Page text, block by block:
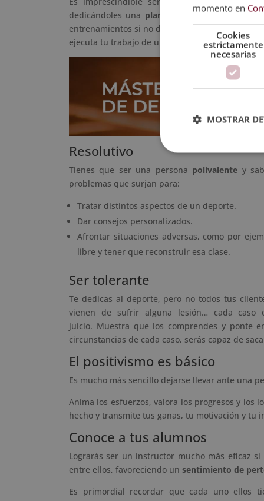
dedicándoles una planificación personalizada
entrenamientos si no dan resultados, prestar
ejecuta tu trabajo de una manera eficaz.
Resolutivo
Tienes que ser una persona polivalente y
problemas que surjan para:
Tratar distintos aspectos de un deporte.
Dar consejos personalizados.
Afrontar situaciones adversas, como por
libre y tener que reconstruir esa clase.
Ser tolerante
Te dedicas al deporte, pero no todos tus
vienen de sufrir alguna lesión… cada
juicio. Muestra que los comprendes y ponte
circunstancias de cada caso, serás capaz de
El positivismo es básico
Es mucho más sencillo dejarse llevar ante una
Anima los esfuerzos, valora los progresos y los
hecho y transmite tus ganas, tu motivación y tu
Conoce a tus alumnos
Lograrás ser un instructor mucho más eficaz
entre ellos, favoreciendo un sentimiento de
Es primordial recordar que cada uno ellos
momento en
Cookies
estrictamente
necesarias
MOSTRAR